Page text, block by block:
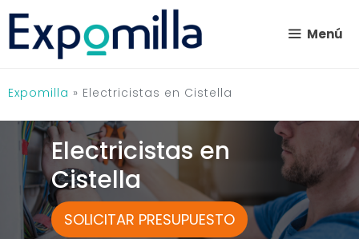
Saltar
contenido
Menú
Expomilla » Electricistas en Cistella
Electricistas en
Cistella
SOLICITAR PRESUPUESTO